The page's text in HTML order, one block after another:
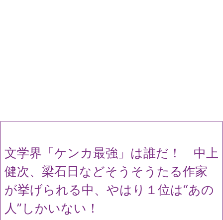
文学界「ケンカ最強」は誰だ！ 中上
健次、梁石日などそうそうたる作家
が挙げられる中、やはり１位は“あの
人”しかいない！